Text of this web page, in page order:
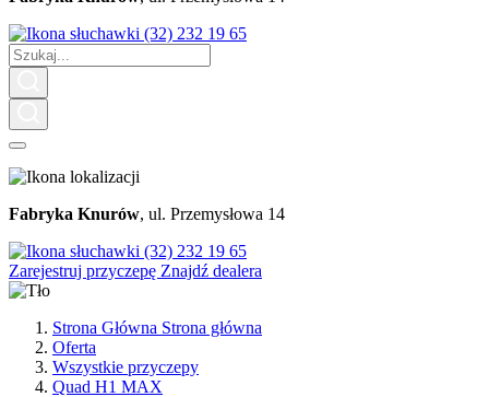
(32) 232 19 65
Fabryka Knurów, ul. Przemysłowa 14
(32) 232 19 65
Zarejestruj przyczepę Znajdź dealera
Strona Główna Strona główna
Oferta
Wszystkie przyczepy
Quad H1 MAX